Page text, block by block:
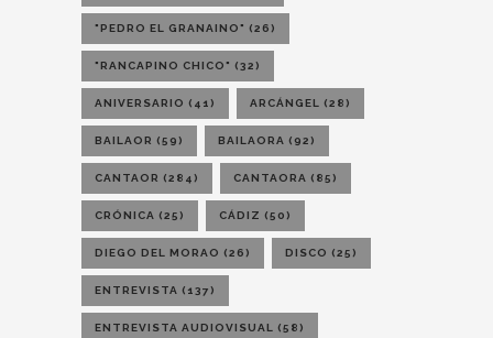
"PEDRO EL GRANAINO" (26)
"RANCAPINO CHICO" (32)
ANIVERSARIO (41) ARCÁNGEL (28)
BAILAOR (59) BAILAORA (92)
CANTAOR (284) CANTAORA (85)
CRÓNICA (25) CÁDIZ (50)
DIEGO DEL MORAO (26) DISCO (25)
ENTREVISTA (137)
ENTREVISTA AUDIOVISUAL (58)